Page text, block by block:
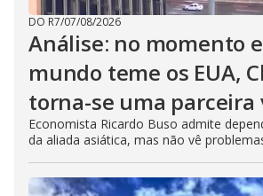
DO R7/07/08/2026
Análise: no momento
mundo teme os EUA,
torna-se uma parceira
Economista Ricardo Buso admite
da aliada asiática, mas não vê